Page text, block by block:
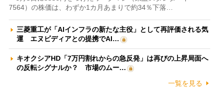
7564）の株価は、わずか1カ月あまりで約34％下落…
三菱重工が「AIインフラの新たな主役」として再評価される気
運 エヌビディアとの提携でAI…
キオクシアHD「7万円割れからの急反発」は再びの上昇局面へ
の反転シグナルか？ 市場のムー…
一覧を見る